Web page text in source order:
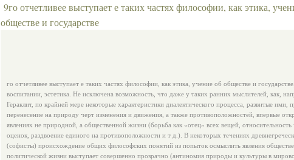
9го отчетливее выступает е таких частях философии, как этика,
обществе и государстве
го отчетливее выступает е таких частях философии, как этика, учение об обществе и
воспитании, эстетика. Не исключена возможность, что даже у таких ранних мыслителей, как,
Гераклит, по крайней мере некоторые характеристики диалектического процесса, развитые ими,
перенесение на природу черт изменения и движения, а также противоположностей, впервые
явлениях не природной, а общественной жизни (борьба как «отец» всех вещей, относительность
оценок, раздвоение единого на противоположности и т д.). В некоторых течениях
(софисты) происхождение общих философских понятий из попыток осмыслить явления
политической жизни выступает совершенно прозрачно (антиномия природы и культуры в